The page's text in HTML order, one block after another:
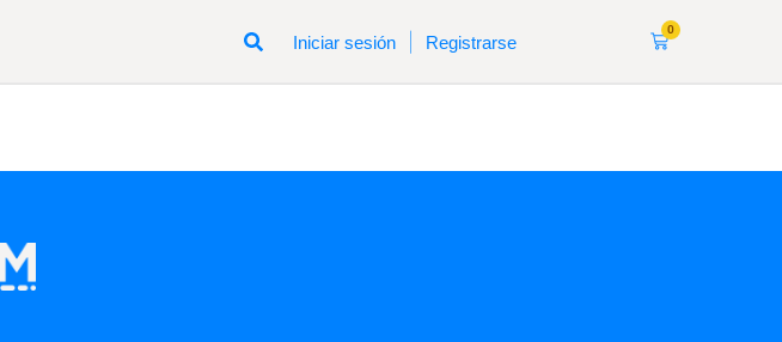
Iniciar sesión Registrarse
0